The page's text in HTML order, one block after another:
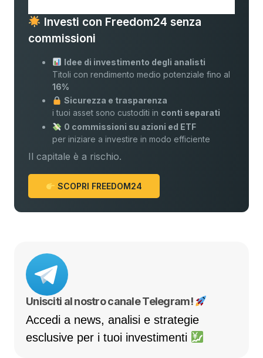
Investi con Freedom24 senza
commissioni
Idee di investimento degli analisti
Titoli con rendimento medio potenziale fino al
16%
Sicurezza e trasparenza
i tuoi asset sono custoditi in conti separati
0 commissioni su azioni ed ETF
per iniziare a investire in modo efficiente
Il capitale è a rischio.
SCOPRI FREEDOM24
Unisciti al nostro canale Telegram!
Accedi a news, analisi e strategie
esclusive per i tuoi investimenti